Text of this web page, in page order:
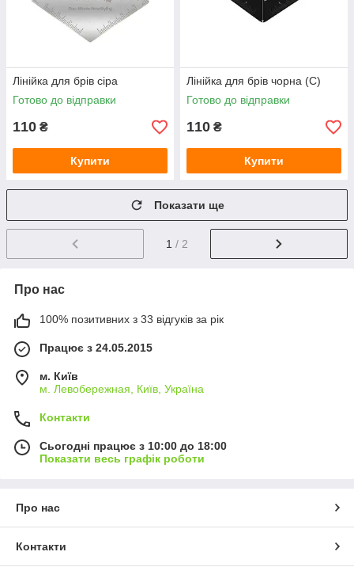
Лінійка для брів сіра
Готово до відправки
110 ₴
Купити
Лінійка для брів чорна (С)
Готово до відправки
110 ₴
Купити
Показати ще
1 / 2
Про нас
100% позитивних з 33 відгуків за рік
Працює з 24.05.2015
м. Київ
м. Левобережная, Київ, Україна
Контакти
Сьогодні працює з 10:00 до 18:00
Показати весь графік роботи
Про нас
Контакти